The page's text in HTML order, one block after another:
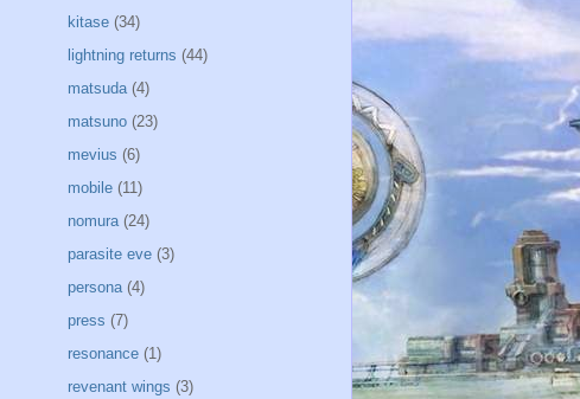
kitase (34)
lightning returns (44)
matsuda (4)
matsuno (23)
mevius (6)
mobile (11)
nomura (24)
parasite eve (3)
persona (4)
press (7)
resonance (1)
revenant wings (3)